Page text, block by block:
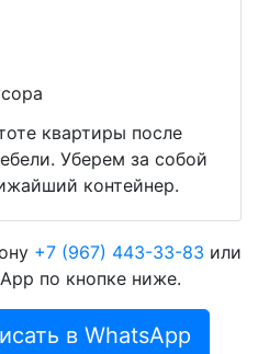
квартиры после
Уберем за собой
контейнер.
+7 (967) 443-33-83 или
по кнопке ниже.
в WhatsApp